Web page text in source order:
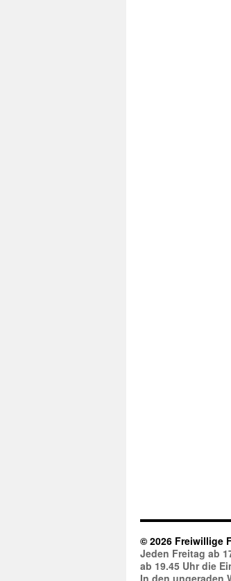
© 2026 Freiwillige
Jeden Freitag ab
ab 19.45 Uhr die
In den ungeraden